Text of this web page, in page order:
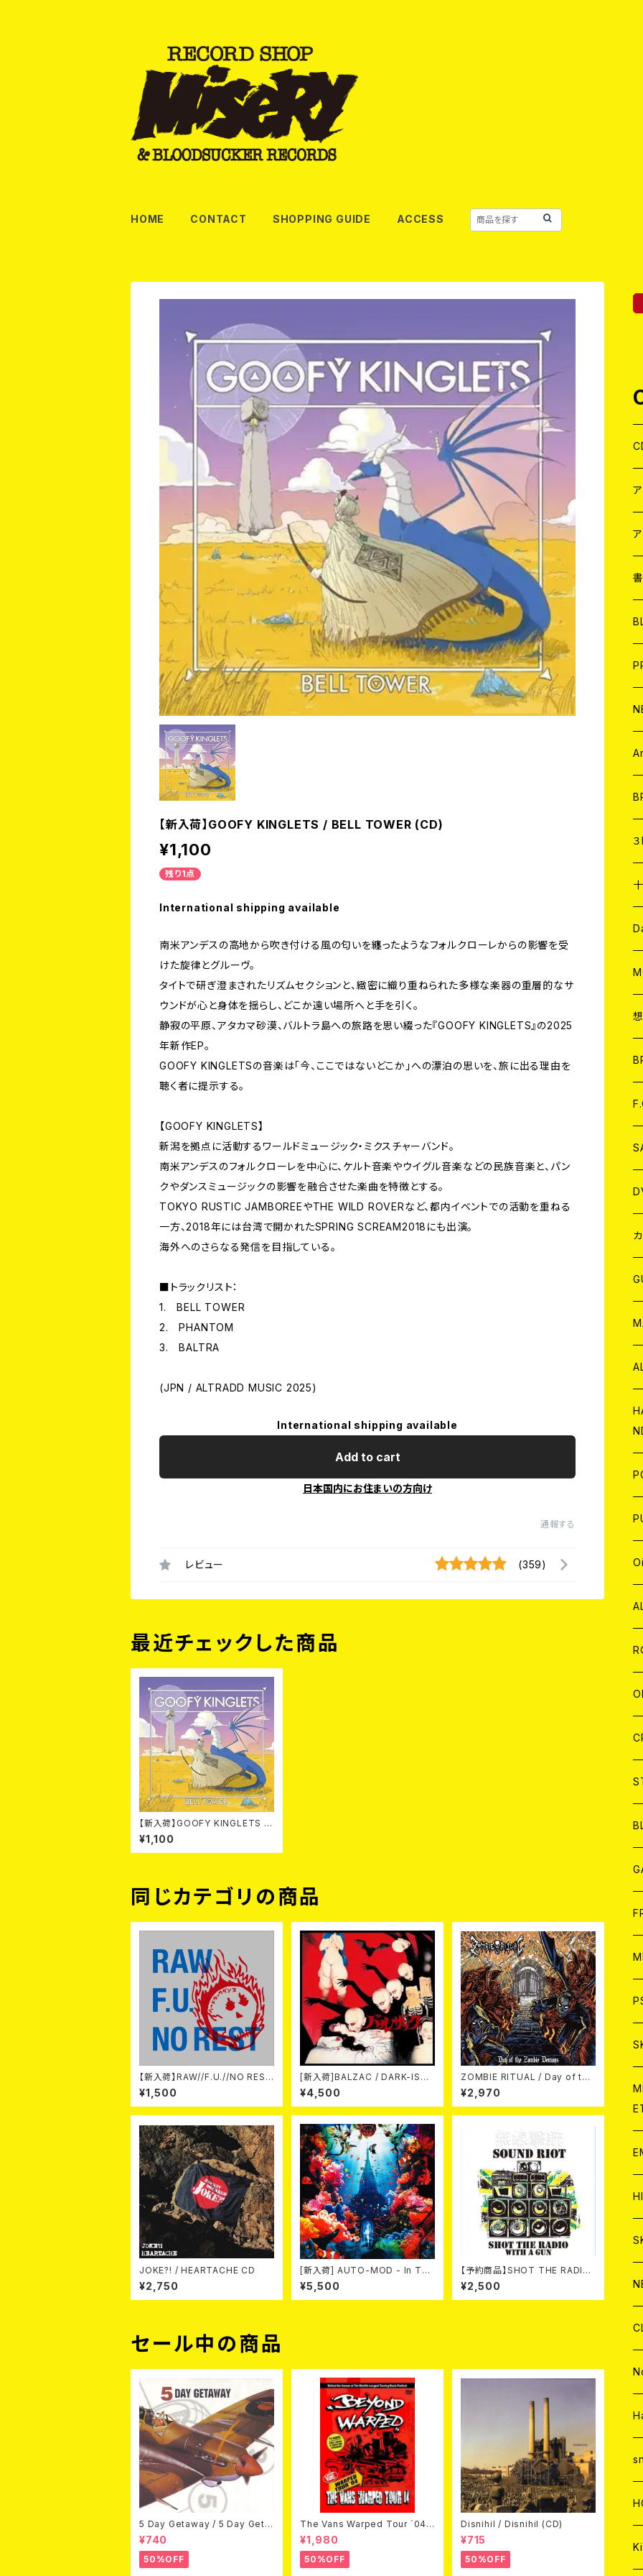
HOME CONTACT SHOPPING GUIDE ACCESS
【新入荷】GOOFY KINGLETS / BELL TOWER (CD)
¥1,100
残り1点
International shipping available
南米アンデスの高地から吹き付ける風の匂いを纏ったようなフォルクローレからの影響を受
けた旋律とグルーヴ。
タイトで研ぎ澄まされたリズムセクションと、緻密に織り重ねられた多様な楽器の重層的なサ
ウンドが心と身体を揺らし、どこか遠い場所へと手を引く。
静寂の平原、アタカマ砂漠、バルトラ島への旅路を思い綴った『GOOFY KINGLETS』の2025
年新作EP。
GOOFY KINGLETSの音楽は「今、ここではないどこか」への漂泊の思いを、旅に出る理由を
聴く者に提示する。
【GOOFY KINGLETS】
新潟を拠点に活動するワールドミュージック・ミクスチャーバンド。
南米アンデスのフォルクローレを中心に、ケルト音楽やウイグル音楽などの民族音楽と、パン
クやダンスミュージックの影響を融合させた楽曲を特徴とする。
TOKYO RUSTIC JAMBOREEやTHE WILD ROVERなど、都内イベントでの活動を重ねる
一方、2018年には台湾で開かれたSPRING SCREAM2018にも出演。
海外へのさらなる発信を目指している。
■トラックリスト：
1. BELL TOWER
2. PHANTOM
3. BALTRA
(JPN / ALTRADD MUSIC 2025)
International shipping available
Add to cart
日本国内にお住まいの方向け
通報する
レビュー (359)
最近チェックした商品
【新入荷】GOOFY KINGLETS /
BELL TOWER (CD)
¥1,100
同じカテゴリの商品
【新入荷】RAW//F.U.//NO REST
/ 3way split EP ハード ラック
ダンス (CD)
¥1,500
[新入荷]BALZAC / DARK-ISM
-20th Anniversary Compilati
on- (2CD)
¥4,500
ZOMBIE RITUAL / Day of the
Zombie Demons
¥2,970
JOKE?! / HEARTACHE CD
¥2,750
[新入荷] AUTO-MOD - In The
Wake Of KING AUTO-MOD
（CD+DVD/初回限定盤）
¥5,500
【予約商品】SHOT THE RADIO
WITH A GUN / SOUND RIOT
(CD)【8月８日発売】
¥2,500
セール中の商品
5 Day Getaway / 5 Day Geta
way (CDEP)
¥740
50%OFF
The Vans Warped Tour `04
Beyond Warped (国内盤DVD)
¥1,980
50%OFF
Disnihil / Disnihil (CD)
¥715
50%OFF
７
LP
CD
CD
CD
CD